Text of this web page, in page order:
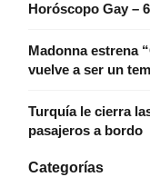
Horóscopo Gay –
Madonna estrena
vuelve a ser un
Turquía le cierra
pasajeros a bordo
Categorías